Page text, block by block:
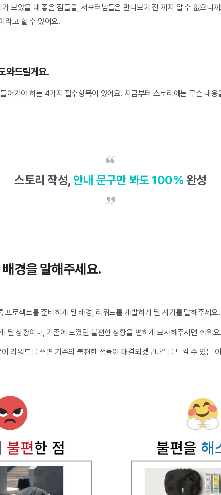
보았을 때 좋은 점들을, 서포터님들은 만나보기 전 까지 알 수 없으니
라고 할 수 있어요.
와드릴게요.
어가야 하는 4가지 필수항목이 있어요. 지금부터 스토리에는 무슨 내용
스토리 작성, 안내 문구만 봐도 100% 완성
경을 말해주세요.
프로젝트를 준비하게 된 배경, 리워드를 개발하게 된 계기를 말해주세요.
된 상황이나, 기존에 느꼈던 불편한 상황을 편하게 묘사해주시면 쉬워
리워드를 쓰면 기존의 불편한 점들이 해결되겠구나” 를 느낄 수 있는